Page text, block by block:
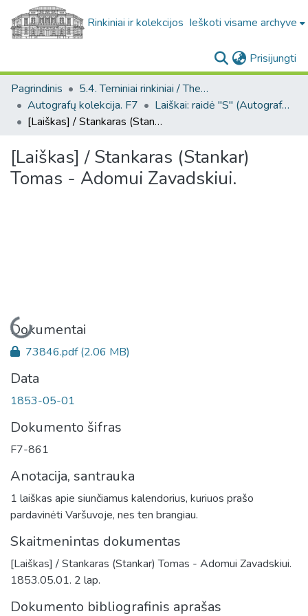
Rinkiniai ir kolekcijos Ieškoti visame archyve
Prisijungti
Pagrindinis
5.4. Teminiai rinkiniai / Thematic collections
Autografų kolekcija. F7
Laiškai: raidė "S" (Autografų kolekcija. F7)
[Laiškas] / Stankaras (Stankar) Tomas - Adomui Zavadskiui.
[Laiškas] / Stankaras (Stankar)
Tomas - Adomui Zavadskiui.
Įkeliama...
Dokumentai
73846.pdf(2.06 MB)
Data
1853-05-01
Dokumento šifras
F7-861
Anotacija, santrauka
1 laiškas apie siunčiamus kalendorius, kuriuos prašo
pardavinėti Varšuvoje, nes ten brangiau.
Skaitmenintas dokumentas
[Laiškas] / Stankaras (Stankar) Tomas - Adomui Zavadskiui.
1853.05.01. 2 lap.
Dokumento bibliografinis aprašas